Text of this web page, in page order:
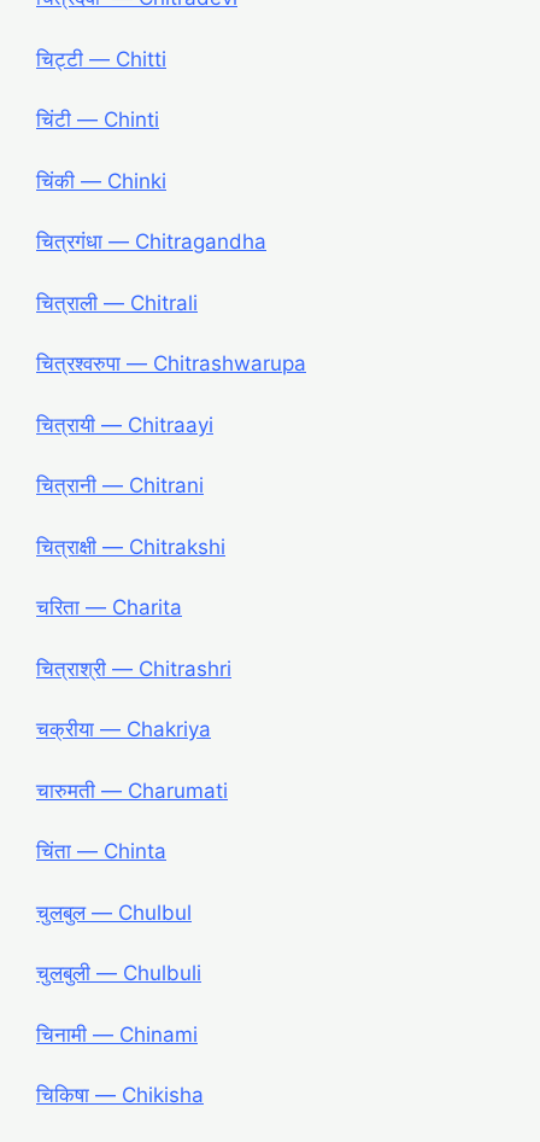
चिट्टी ― Chitti
चिंटी ― Chinti
चिंकी ― Chinki
चित्रगंधा ― Chitragandha
चित्राली ― Chitrali
चित्रश्वरुपा ― Chitrashwarupa
चित्रायी ― Chitraayi
चित्रानी ― Chitrani
चित्राक्षी ― Chitrakshi
चरिता ― Charita
चित्राश्री ― Chitrashri
चक्रीया ― Chakriya
चारुमती ― Charumati
चिंता ― Chinta
चुलबुल ― Chulbul
चुलबुली ― Chulbuli
चिनामी ― Chinami
चिकिषा ― Chikisha